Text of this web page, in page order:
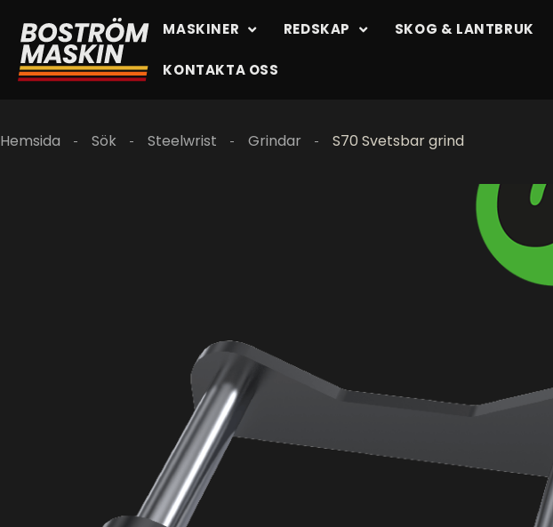
MASKINER REDSKAP SKOG & LANTBRUK
KONTAKTA OSS
Hemsida Sök Steelwrist Grindar S70 Svetsbar grind